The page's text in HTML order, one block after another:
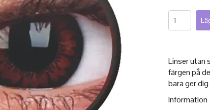
Linser utan
färgen på
bara ger
Information